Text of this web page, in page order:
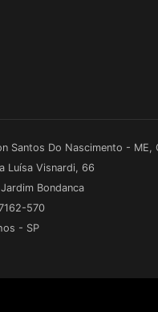
Santos Do Nascimento -
Luísa Visnardi, 66
Bondanca
570
- SP